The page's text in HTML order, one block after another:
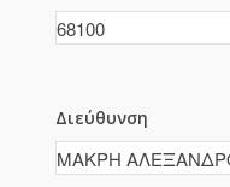
Διεύθυνση